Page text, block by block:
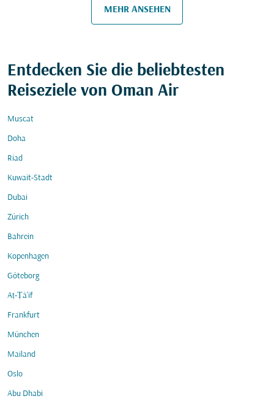
MEHR ANSEHEN
Entdecken Sie die beliebtesten
Reiseziele von Oman Air
Muscat
Doha
Riad
Kuwait-Stadt
Dubai
Zürich
Bahrein
Kopenhagen
Göteborg
Aṭ-Ṭā'if
Frankfurt
München
Mailand
Oslo
Abu Dhabi